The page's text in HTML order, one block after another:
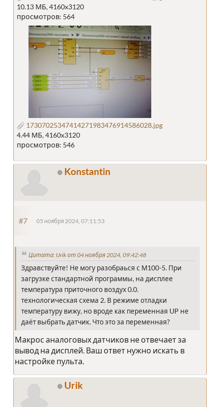
10.13 МБ, 4160x3120
просмотров: 564
17307025347414271983476914586028.jpg
4.44 МБ, 4160x3120
просмотров: 546
Konstantin
#7 05 ноября 2024, 07:11:53
Цитата: Urik от 04 ноября 2024, 09:42:48
Здравствуйте! Не могу разобраься с М100-5. При
загрузке стандартной программы, на дисплее
температура приточного воздух 0.0.
технологическая схема 2. В режиме отладки
температуру вижу, но вроде как переменная UP не
даёт выбрать датчик. Что это за переменная?
Макрос аналоговых датчиков не отвечает за
вывод на дисплей. Ваш ответ нужно искать в
настройке пульта.
Urik